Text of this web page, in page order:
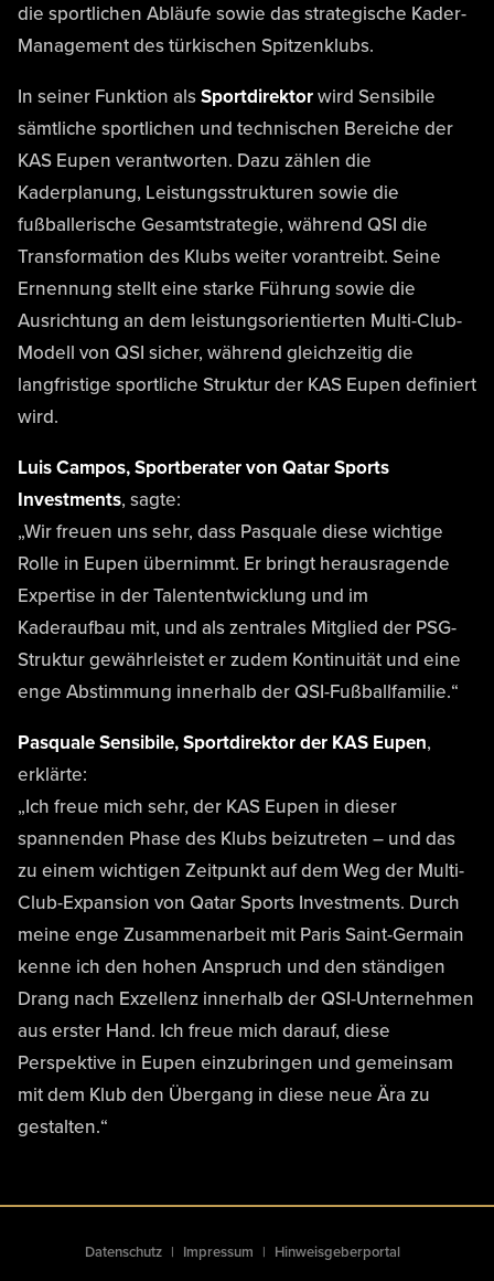
die sportlichen Abläufe sowie das strategische Kader-
Management des türkischen Spitzenklubs.
In seiner Funktion alsSportdirektorwird Sensibile
sämtliche sportlichen und technischen Bereiche der
KAS Eupen verantworten. Dazu zählen die
Kaderplanung, Leistungsstrukturen sowie die
fußballerische Gesamtstrategie, während QSI die
Transformation des Klubs weiter vorantreibt. Seine
Ernennung stellt eine starke Führung sowie die
Ausrichtung an dem leistungsorientierten Multi-Club-
Modell von QSI sicher, während gleichzeitig die
langfristige sportliche Struktur der KAS Eupen definiert
wird.
Luis Campos, Sportberater von Qatar Sports
Investments, sagte:
„Wir freuen uns sehr, dass Pasquale diese wichtige
Rolle in Eupen übernimmt. Er bringt herausragende
Expertise in der Talententwicklung und im
Kaderaufbau mit, und als zentrales Mitglied der PSG-
Struktur gewährleistet er zudem Kontinuität und eine
enge Abstimmung innerhalb der QSI-Fußballfamilie.“
Pasquale Sensibile, Sportdirektor der KAS Eupen,
erklärte:
„Ich freue mich sehr, der KAS Eupen in dieser
spannenden Phase des Klubs beizutreten – und das
zu einem wichtigen Zeitpunkt auf dem Weg der Multi-
Club-Expansion von Qatar Sports Investments. Durch
meine enge Zusammenarbeit mit Paris Saint-Germain
kenne ich den hohen Anspruch und den ständigen
Drang nach Exzellenz innerhalb der QSI-Unternehmen
aus erster Hand. Ich freue mich darauf, diese
Perspektive in Eupen einzubringen und gemeinsam
mit dem Klub den Übergang in diese neue Ära zu
gestalten.“
Datenschutz Impressum Hinweisgeberportal